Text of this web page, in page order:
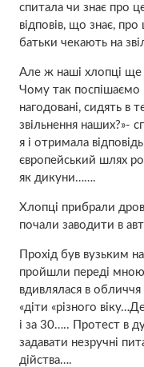
спитала чи знає про
відповів, що знає,
батьки чекають на
Але ж наші хлопці ще
Чому так поспішаємо
нагодовані, сидять в
звільнення наших?»-
я і отримала
європейський шлях
як дикуни…….
Хлопці прибрали
почали заводити в
Прохід був вузьким
пройшли переді
вдивлялася в
«діти «різного
і за 30….. Протест в
задавати незручні
дійства….